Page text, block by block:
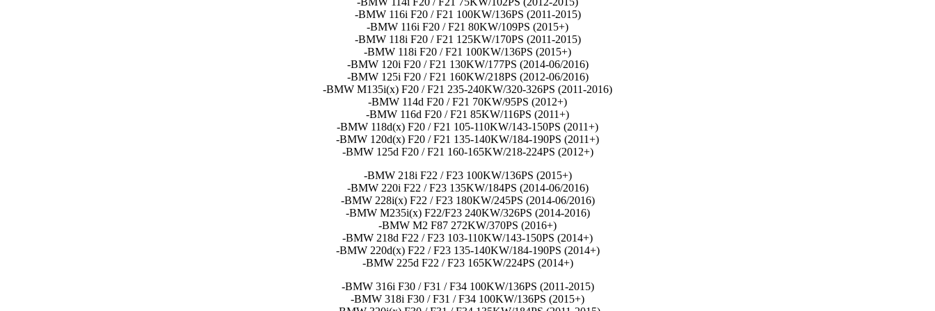
-BMW 116i F20 / F21 100KW/136PS (2011-2015)
-BMW 116i F20 / F21 80KW/109PS (2015+)
-BMW 118i F20 / F21 125KW/170PS (2011-2015)
-BMW 118i F20 / F21 100KW/136PS (2015+)
-BMW 120i F20 / F21 130KW/177PS (2014-06/2016)
-BMW 125i F20 / F21 160KW/218PS (2012-06/2016)
-BMW M135i(x) F20 / F21 235-240KW/320-326PS (2011-2016)
-BMW 114d F20 / F21 70KW/95PS (2012+)
-BMW 116d F20 / F21 85KW/116PS (2011+)
-BMW 118d(x) F20 / F21 105-110KW/143-150PS (2011+)
-BMW 120d(x) F20 / F21 135-140KW/184-190PS (2011+)
-BMW 125d F20 / F21 160-165KW/218-224PS (2012+)
-BMW 218i F22 / F23 100KW/136PS (2015+)
-BMW 220i F22 / F23 135KW/184PS (2014-06/2016)
-BMW 228i(x) F22 / F23 180KW/245PS (2014-06/2016)
-BMW M235i(x) F22/F23 240KW/326PS (2014-2016)
-BMW M2 F87 272KW/370PS (2016+)
-BMW 218d F22 / F23 103-110KW/143-150PS (2014+)
-BMW 220d(x) F22 / F23 135-140KW/184-190PS (2014+)
-BMW 225d F22 / F23 165KW/224PS (2014+)
-BMW 316i F30 / F31 / F34 100KW/136PS (2011-2015)
-BMW 318i F30 / F31 / F34 100KW/136PS (2015+)